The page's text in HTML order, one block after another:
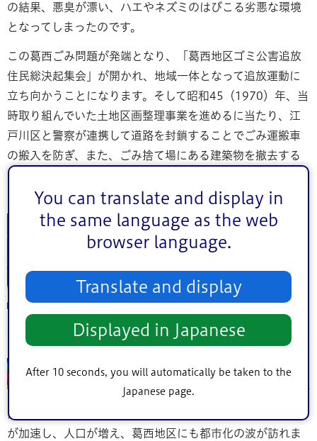
You can translate and display in
the same language as the web
browser language.
Translate and display
Displayed in Japanese
After 10 seconds, you will automatically be taken to the
Japanese page.
の結果、悪臭が漂い、ハエやネズミのはびこる劣悪な環境
となってしまったのです。
この葛西ごみ問題が発端となり、「葛西地区ゴミ公害追放
住民総決起集会」が開かれ、地域一体となって追放運動に
立ち向かうことになります。そして昭和45（1970）年、当
時取り組んでいた土地区画整理事業を進めるに当たり、江
戸川区と警察が連携して道路を封鎖することでごみ運搬車
の搬入を防ぎ、また、ごみ捨て場にある建築物を撤去する
ため行政代執行（法的手段）を行うなど強硬手段を取るこ
とで解決しました。
令和の時代の葛西沖 世界に誇れる地に
前回の東京オリンピックから半世紀余。江戸川区も都市化
が加速し、人口が増え、葛西地区にも都市化の波が訪れま